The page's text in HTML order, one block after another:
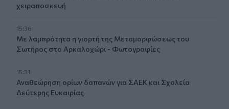
χειραποσκευή
15:36
Με λαμπρότητα η γιορτή της Μεταμορφώσεως του
Σωτήρος στο Αρκαλοχώρι - Φωτογραφίες
15:31
Αναθεώρηση ορίων δαπανών για ΣΑΕΚ και Σχολεία
Δεύτερης Ευκαιρίας